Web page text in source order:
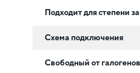
Подходит для степени
Схема подключения
Свободный от галогенов